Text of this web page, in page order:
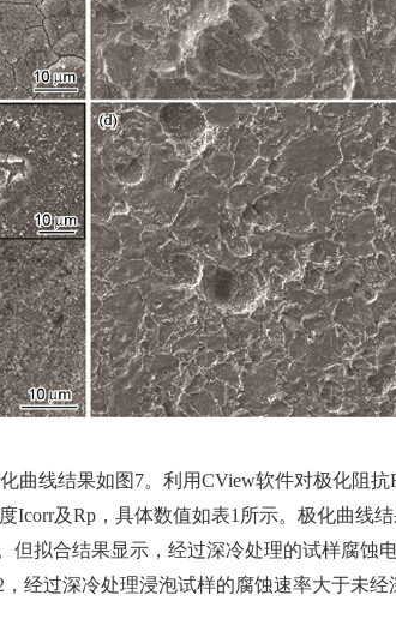
曲线结果如图7。利用CView软件对极化阻抗
Icorr及Rp，具体数值如表1所示。极化曲线
拟合结果显示，经过深冷处理的试样腐蚀电
，经过深冷处理浸泡试样的腐蚀速率大于未